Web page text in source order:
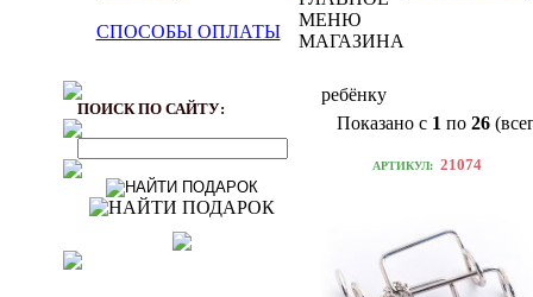
СПОСОБЫ ОПЛАТЫ
ПОИСК ПО САЙТУ:
ребёнку
Показано с 1 по 26
АРТИКУЛ: 21074